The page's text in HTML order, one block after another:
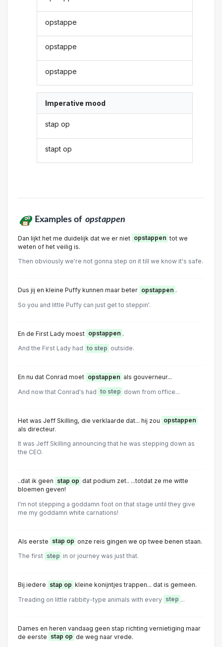
opstappe
opstappe
opstappe
Imperative mood
stap op
stapt op
Examples of opstappen
Dan lijkt het me duidelijk dat we er niet opstappen tot we
weten of het veilig is.
Then obviously we're not gonna step on it till we know it's safe.
Dus jij en kleine Puffy kunnen maar beter opstappen .
So you and little Puffy can just get to steppin'.
En de First Lady moest opstappen .
And the First Lady had to step outside.
En nu dat Conrad moet opstappen als gouverneur...
And now that Conrad's had to step down from office...
Het was Jeff Skilling, die verklaarde dat... hij zou opstappen
als directeur.
It was Jeff Skilling announcing that he was stepping down as
the CEO.
..dat ik geen stap op dat podium zet.. ...totdat ze me witte
bloemen geven!
I'm not stepping a goddamn foot on that stage until they give
me my goddamn white carnations!
Als eerste stap op onze reis gingen we op twee benen staan.
The first step in or journey was just that.
Bij iedere stap op kleine konijntjes trappen... dat is gemeen.
Treading on little rabbity-type animals with every step ...
Dames en heren vandaag geen stap richting vernietiging maar
de eerste stap op de weg naar vrede.